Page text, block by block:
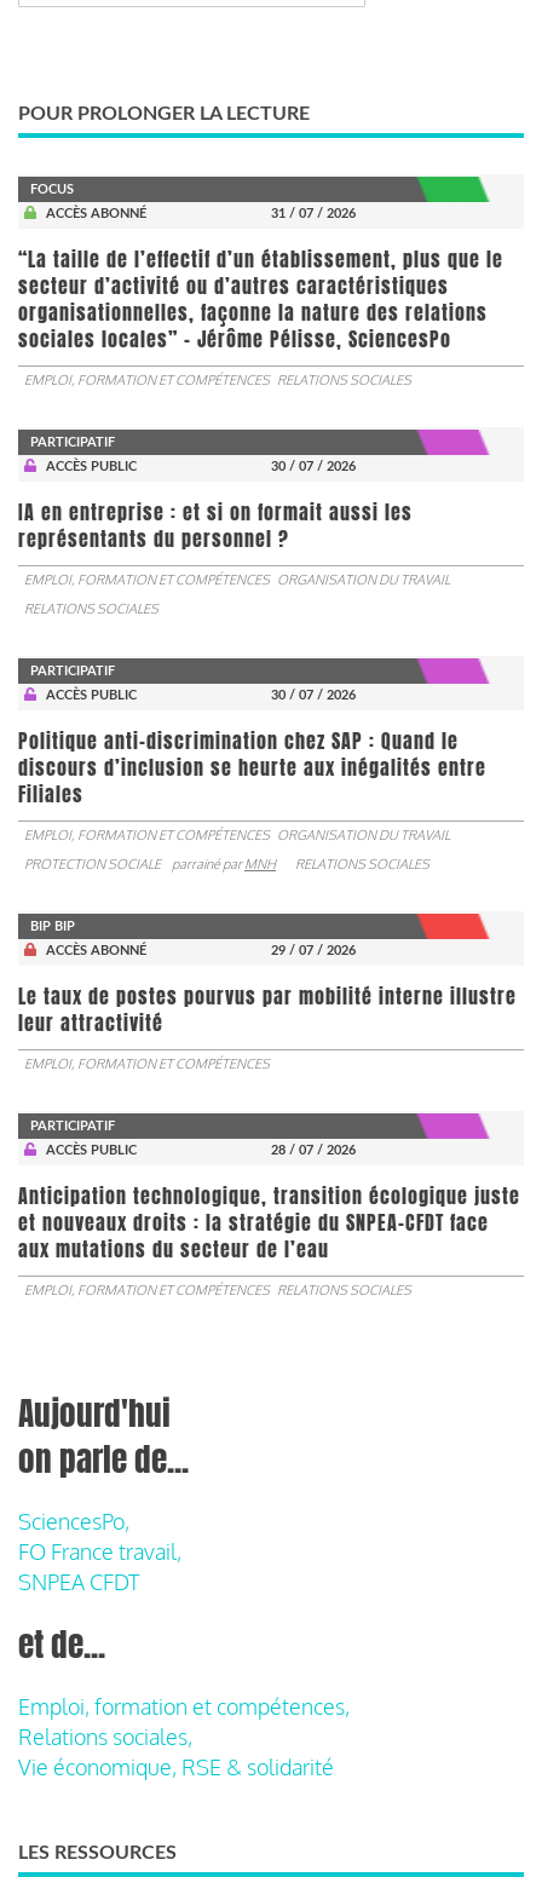
POUR PROLONGER LA LECTURE
FOCUS
ACCÈS ABONNÉ
31 / 07 / 2026
“La taille de l’effectif d’un établissement, plus que le
secteur d’activité ou d’autres caractéristiques
organisationnelles, façonne la nature des relations
sociales locales” - Jérôme Pélisse, SciencesPo
EMPLOI, FORMATION ET COMPÉTENCES RELATIONS SOCIALES
PARTICIPATIF
ACCÈS PUBLIC
30 / 07 / 2026
IA en entreprise : et si on formait aussi les
représentants du personnel ?
EMPLOI, FORMATION ET COMPÉTENCES ORGANISATION DU TRAVAIL
RELATIONS SOCIALES
PARTICIPATIF
ACCÈS PUBLIC
30 / 07 / 2026
Politique anti-discrimination chez SAP : Quand le
discours d’inclusion se heurte aux inégalités entre
Filiales
EMPLOI, FORMATION ET COMPÉTENCES ORGANISATION DU TRAVAIL
PROTECTION SOCIALE
parrainé parMNH RELATIONS SOCIALES
BIP BIP
ACCÈS ABONNÉ
29 / 07 / 2026
Le taux de postes pourvus par mobilité interne illustre
leur attractivité
EMPLOI, FORMATION ET COMPÉTENCES
PARTICIPATIF
ACCÈS PUBLIC
28 / 07 / 2026
Anticipation technologique, transition écologique juste
et nouveaux droits : la stratégie du SNPEA-CFDT face
aux mutations du secteur de l’eau
EMPLOI, FORMATION ET COMPÉTENCES RELATIONS SOCIALES
Aujourd'hui
on parle de...
SciencesPo,
FO France travail,
SNPEA CFDT
et de...
Emploi, formation et compétences,
Relations sociales,
Vie économique, RSE & solidarité
LES RESSOURCES